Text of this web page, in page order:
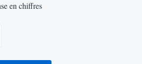
en chiffres